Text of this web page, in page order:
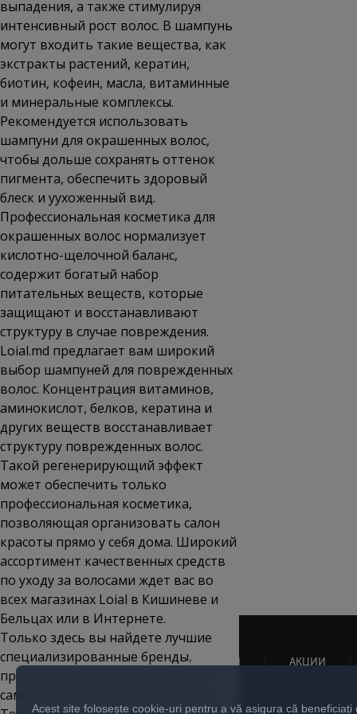
выпадения, а также стимулируя
интенсивный рост волос. В шампунь
могут входить такие вещества, как
экстракты растений, кератин,
биотин, кофеин, масла, витаминные
и минеральные комплексы.
Рекомендуется использовать
шампуни для окрашенных волос,
чтобы дольше сохранять оттенок
пигмента, обеспечить здоровый
блеск и уухоженный вид.
Профессиональная косметика для
окрашенных волос нормализует
кислотно-щелочной баланс,
содержит богатый набор
питательных веществ, которые
защищают и восстанавливают
структуру в случае повреждения.
Loial.md предлагает вам широкий
выбор шампуней для поврежденных
волос. Концентрация витаминов,
аминокислот, белков, кератина и
других веществ восстанавливает
структуру поврежденных волос.
Такой регенерирующий эффект
может обеспечить только
профессиональная косметика,
позволяющая организовать салон
красоты прямо у себя дома. Широкий
ассортимент качественных средств
по уходу за волосами ждет вас во
всех магазинах Loial в Кишиневе и
Бельцах или в Интернете.
Только здесь вы найдете лучшие
специализированные бренды,
продукцию которых используют
самые настоящие профессионалы.
НОВОСТИ АКЦИИ
Acest site folosește cookie-uri pentru a vă asigura că beneficiați